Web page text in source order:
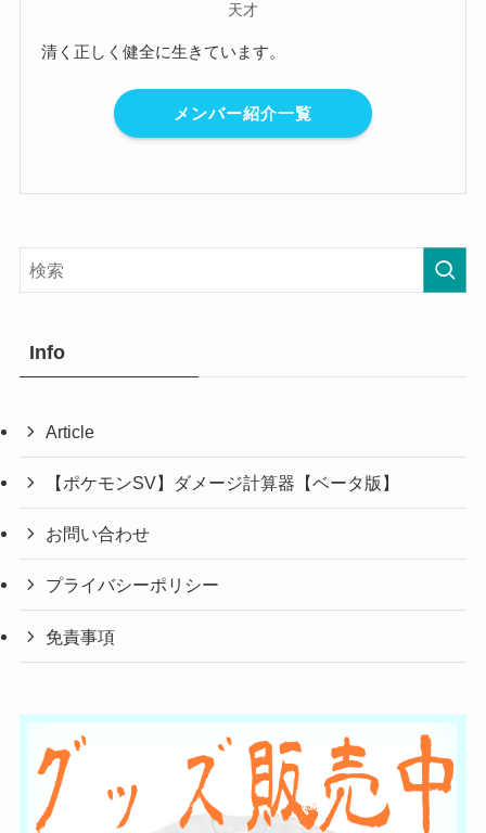
天才
清く正しく健全に生きています。
メンバー紹介一覧
Info
Article
【ポケモンSV】ダメージ計算器【ベータ版】
お問い合わせ
プライバシーポリシー
免責事項